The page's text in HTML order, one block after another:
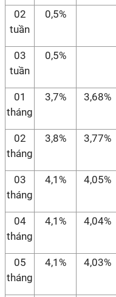
02
tuần
0,5%
03
tuần
0,5%
01
tháng
3,7% 3,68%
02
tháng
3,8% 3,77%
03
tháng
4,1% 4,05%
04
tháng
4,1% 4,04%
05
tháng
4,1% 4,03%